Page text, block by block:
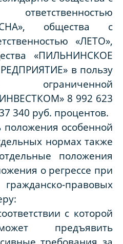
общества с
«ЛЕТО»,
«ПИЛЬНИНСКОЕ
в пользу
8 992 623
340 руб. процентов.
положения особенной
нормах также
положения
о регрессе при
правовых
с которой
предъявить